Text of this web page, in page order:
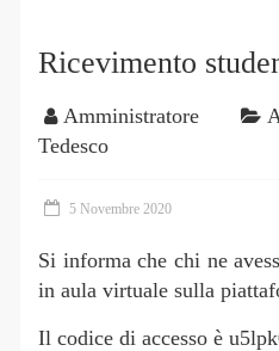
Ricevimento
Amministratore
Tedesco
5 Novembre 2020
Si informa che chi ne
in aula virtuale sulla
Il codice di accesso è